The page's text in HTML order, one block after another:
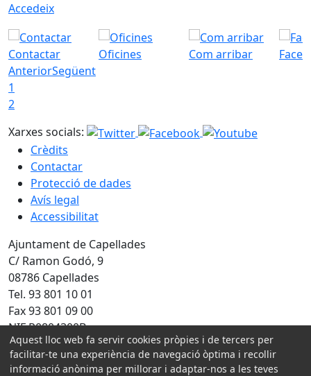
Accedeix
Contactar Oficines Com arribar
AnteriorSegüent
1
2
Xarxes socials:
Crèdits
Contactar
Protecció de dades
Avís legal
Accessibilitat
Ajuntament de Capellades
C/ Ramon Godó, 9
08786 Capellades
Tel. 93 801 10 01
Fax 93 801 09 00
NIF P0804300B
Amb la col·laboració de:
Aquest lloc web fa servir cookies pròpies i de tercers per
facilitar-te una experiència de navegació òptima i recollir
informació anònima per millorar i adaptar-nos a les teves